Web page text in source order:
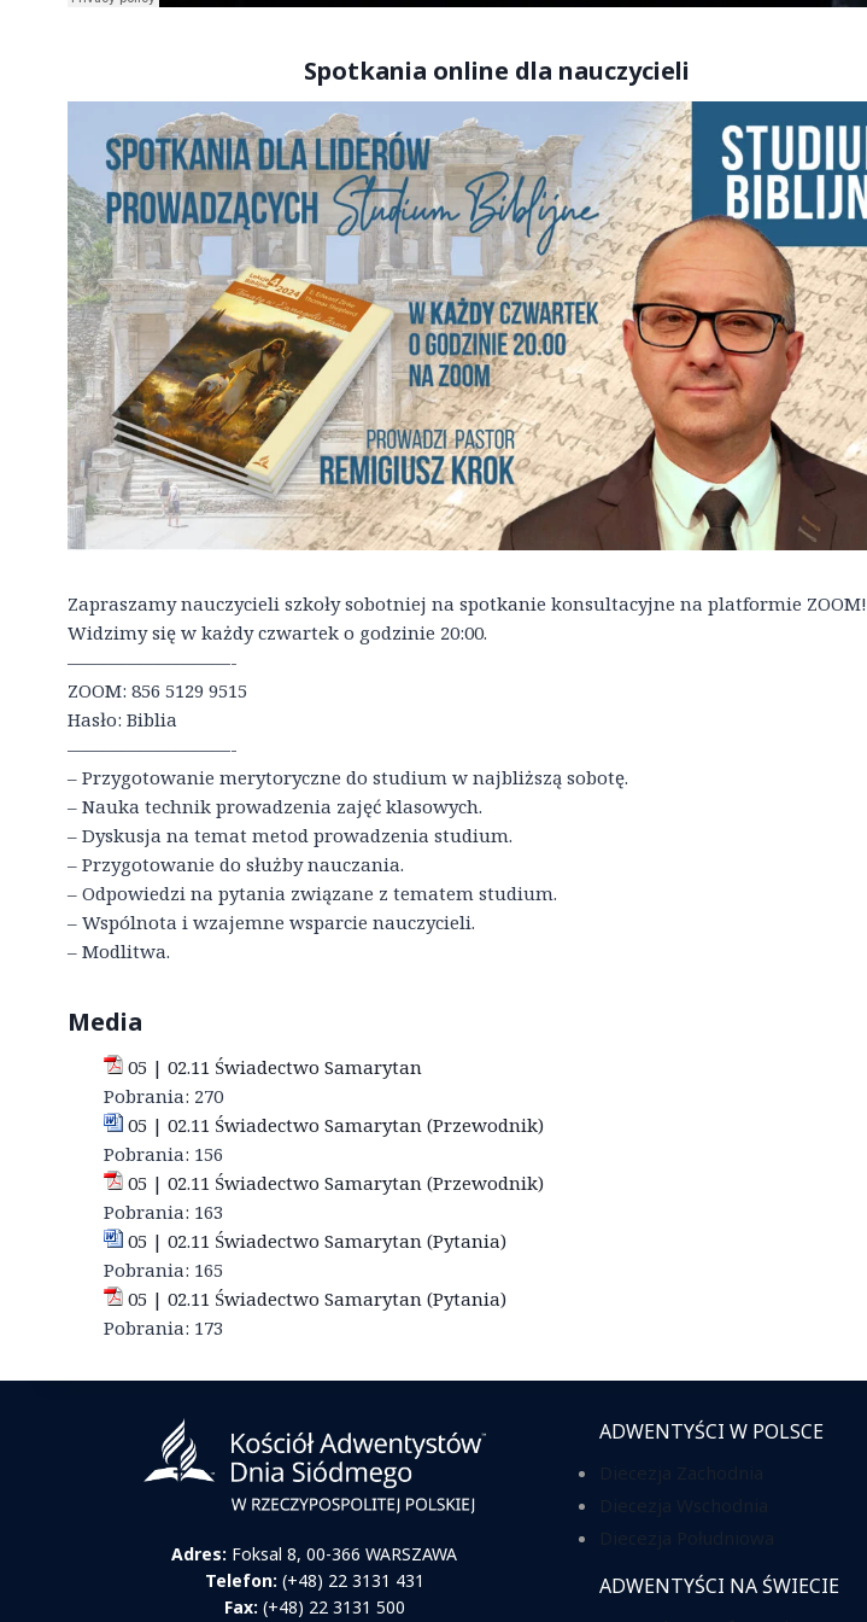
Spotkania online dla nauczycieli
Zapraszamy nauczycieli szkoły sobotniej na spotkanie konsultacyjne na platformie ZOOM!
Widzimy się w każdy czwartek o godzinie 20:00.
—————————-
ZOOM: 856 5129 9515
Hasło: Biblia
—————————-
– Przygotowanie merytoryczne do studium w najbliższą sobotę.
– Nauka technik prowadzenia zajęć klasowych.
– Dyskusja na temat metod prowadzenia studium.
– Przygotowanie do służby nauczania.
– Odpowiedzi na pytania związane z tematem studium.
– Wspólnota i wzajemne wsparcie nauczycieli.
– Modlitwa.
Media
05 | 02.11 Świadectwo Samarytan
Pobrania: 270
05 | 02.11 Świadectwo Samarytan (Przewodnik)
Pobrania: 156
05 | 02.11 Świadectwo Samarytan (Przewodnik)
Pobrania: 163
05 | 02.11 Świadectwo Samarytan (Pytania)
Pobrania: 165
05 | 02.11 Świadectwo Samarytan (Pytania)
Pobrania: 173
Adres: Foksal 8, 00-366 WARSZAWA
Telefon: (+48) 22 3131 431
Fax: (+48) 22 3131 500
ADWENTYŚCI W POLSCE
ADWENTYŚCI NA ŚWIECIE